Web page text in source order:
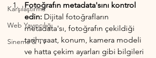
Karşılaştırma
Web Yayıncılığı
Sinema & TV
Fotoğrafın metadata'sını kontrol
edin: Dijital fotoğrafların
metadata'sı, fotoğrafın çekildiği
tarih, saat, konum, kamera modeli
ve hatta çekim ayarları gibi bilgileri